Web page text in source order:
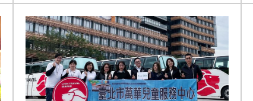
績。24日舉辦誓師大會，隊員大喊台中山戈壁傳
承口號，「一起出發、一起到達」。